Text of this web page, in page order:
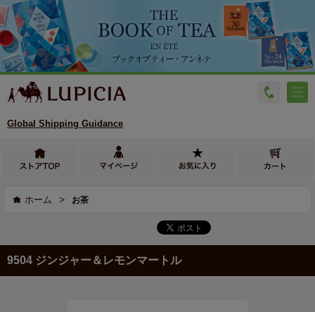
Global Shipping Guidance
ホーム > お茶
9504 ジンジャー＆レモンマートル